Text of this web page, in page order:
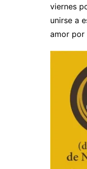
viernes
unirse a
amor por